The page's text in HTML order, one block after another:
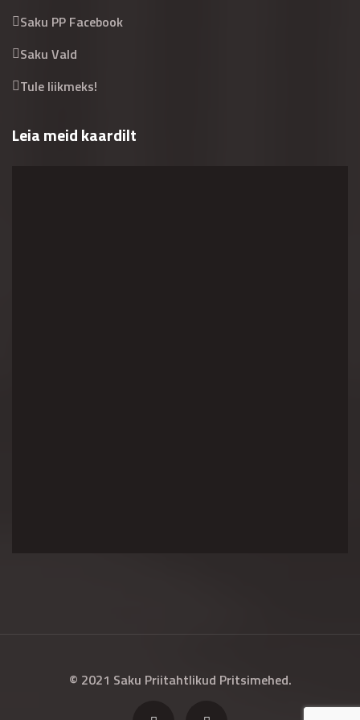
Saku PP Facebook
Saku Vald
Tule liikmeks!
Leia meid kaardilt
© 2021 Saku Priitahtlikud Pritsimehed.